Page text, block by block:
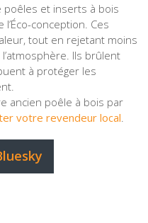
poêles et inserts à bois
conception. Ces
tout en rejetant moins
Ils brûlent
à protéger les
ancien poêle à bois par
votre revendeur local